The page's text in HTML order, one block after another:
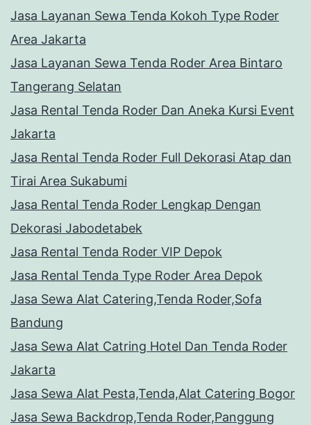
Jasa Layanan Sewa Tenda Kokoh Type Roder
Area Jakarta
Jasa Layanan Sewa Tenda Roder Area Bintaro
Tangerang Selatan
Jasa Rental Tenda Roder Dan Aneka Kursi Event
Jakarta
Jasa Rental Tenda Roder Full Dekorasi Atap dan
Tirai Area Sukabumi
Jasa Rental Tenda Roder Lengkap Dengan
Dekorasi Jabodetabek
Jasa Rental Tenda Roder VIP Depok
Jasa Rental Tenda Type Roder Area Depok
Jasa Sewa Alat Catering,Tenda Roder,Sofa
Bandung
Jasa Sewa Alat Catring Hotel Dan Tenda Roder
Jakarta
Jasa Sewa Alat Pesta,Tenda,Alat Catering Bogor
Jasa Sewa Backdrop,Tenda Roder,Panggung